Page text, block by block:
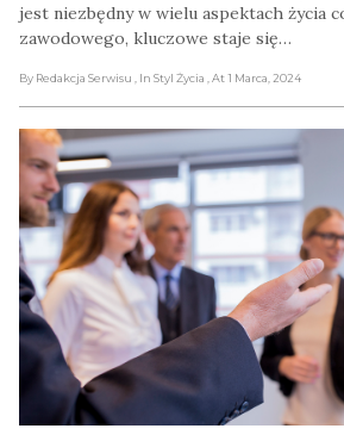
jest niezbędny w wielu aspektach życia
zawodowego, kluczowe staje się…
By Redakcja Serwisu , In Styl Życia , At 1 Marca, 2024